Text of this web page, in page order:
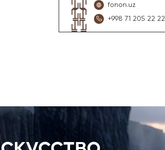
fonon.uz
+998 71 205 22 22